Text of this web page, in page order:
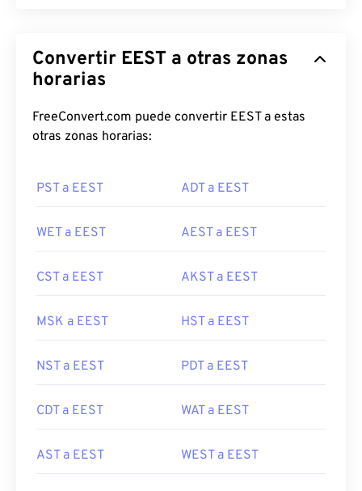
Convertir EEST a otras zonas
horarias
FreeConvert.com puede convertir EEST a estas
otras zonas horarias:
PST a EEST ADT a EEST
WET a EEST AEST a EEST
CST a EEST AKST a EEST
MSK a EEST HST a EEST
NST a EEST PDT a EEST
CDT a EEST WAT a EEST
AST a EEST WEST a EEST